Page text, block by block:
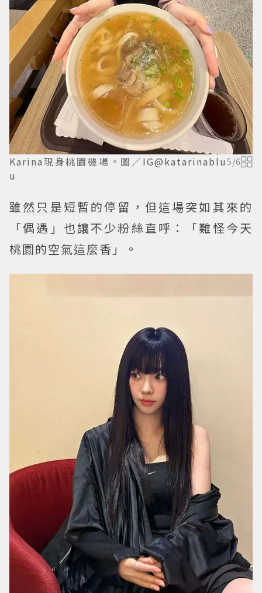
Karina現身桃園機場。圖／IG@katarinablu
u
5/6
雖然只是短暫的停留，但這場突如其來的
「偶遇」也讓不少粉絲直呼：「難怪今天
桃園的空氣這麼香」。